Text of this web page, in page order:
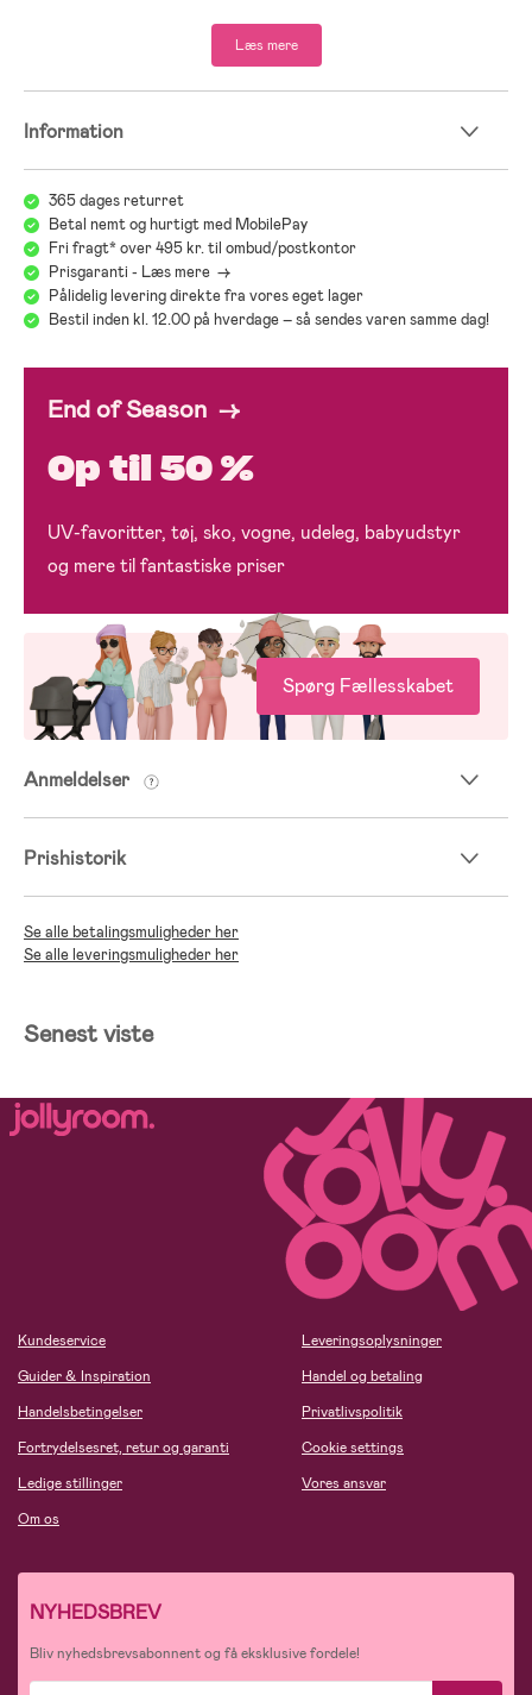
Læs mere
Information
365 dages returret
Betal nemt og hurtigt med MobilePay
Fri fragt* over 495 kr. til ombud/postkontor
Prisgaranti - Læs mere ->
Pålidelig levering direkte fra vores eget lager
Bestil inden kl. 12.00 på hverdage – så sendes varen samme dag!
End of Season →
Op til 50 %
UV-favoritter, tøj, sko, vogne, udeleg, babyudstyr
og mere til fantastiske priser
Spørg Fællesskabet
Anmeldelser
Prishistorik
Se alle betalingsmuligheder her
Se alle leveringsmuligheder her
Senest viste
Kundeservice
Guider & Inspiration
Handelsbetingelser
Fortrydelsesret, retur og garanti
Ledige stillinger
Om os
Leveringsoplysninger
Handel og betaling
Privatlivspolitik
Cookie settings
Vores ansvar
NYHEDSBREV
Bliv nyhedsbrevsabonnent og få eksklusive fordele!